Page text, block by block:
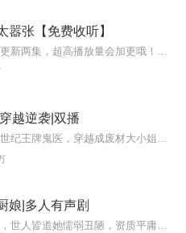
嚣张【免费收听】
越逆袭|双播
娘|多人有声剧